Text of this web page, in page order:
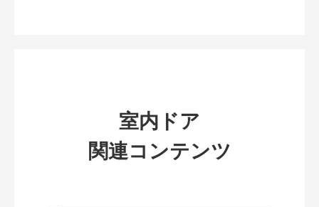
室内ドア
関連コンテンツ